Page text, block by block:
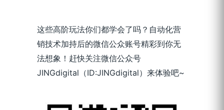
这些高阶玩法你们都学会了吗？自动化营
销技术加持后的微信公众账号精彩到你无
法想象！赶快关注微信公众号
JINGdigital（ID:JINGdigital）来体验吧~